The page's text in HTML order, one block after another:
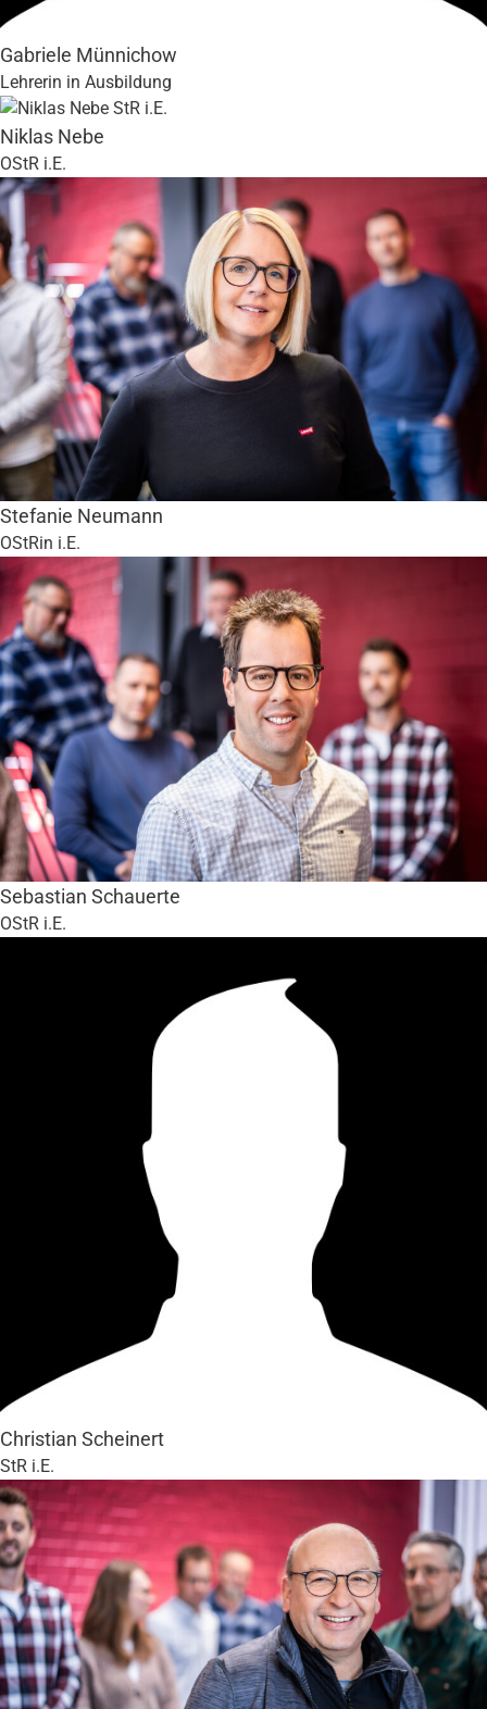
Gabriele Münnichow
Lehrerin in Ausbildung
Niklas Nebe
OStR i.E.
Stefanie Neumann
OStRin i.E.
Sebastian Schauerte
OStR i.E.
Christian Scheinert
StR i.E.